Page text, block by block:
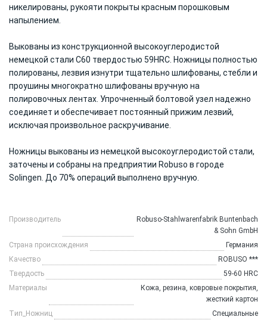
никелированы, рукояти покрыты красным порошковым
напылением.
Выкованы из конструкционной высокоуглеродистой
немецкой стали С60 твердостью 59HRC. Ножницы полностью
полированы, лезвия изнутри тщательно шлифованы, стебли и
проушины многократно шлифованы вручную на
полировочных лентах. Упрочненный болтовой узел надежно
соединяет и обеспечивает постоянный прижим лезвий,
исключая произвольное раскручивание.
Ножницы выкованы из немецкой высокоуглеродистой стали,
заточены и собраны на предприятии Robuso в городе
Solingen. До 70% операций выполнено вручную.
Производитель
Robuso-Stahlwarenfabrik Buntenbach
& Sohn GmbH
Страна происхождения
Германия
Качество
ROBUSO ***
Твердость
59-60 HRC
Материалы
Кожа, резина, ковровые покрытия,
жесткий картон
Tип_Ножниц
Специальные